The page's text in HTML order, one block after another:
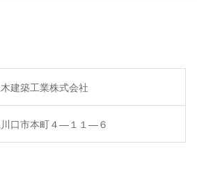
建築工業株式会社
口市本町４―１１―６